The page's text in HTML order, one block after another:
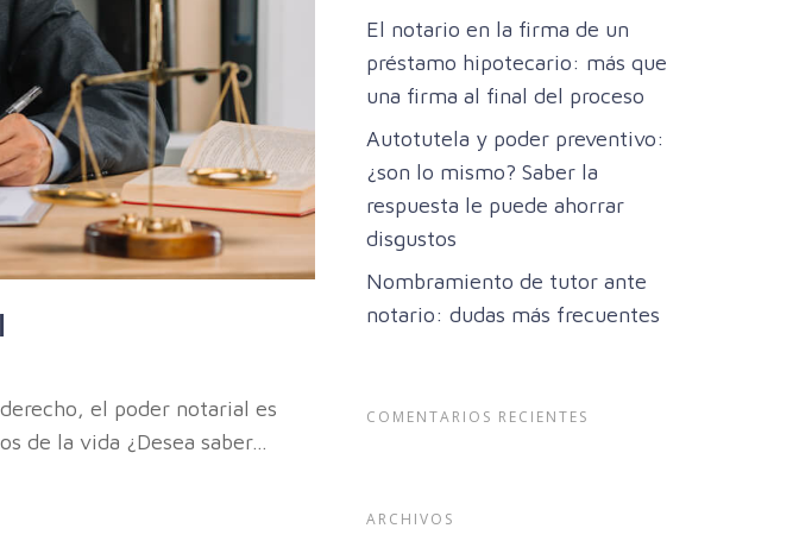
el poder notarial es
de la vida ¿Desea saber…
El notario en la firma de un
préstamo hipotecario: más que
una firma al final del proceso
Autotutela y poder preventivo:
¿son lo mismo? Saber la
respuesta le puede ahorrar
disgustos
Nombramiento de tutor ante
notario: dudas más frecuentes
COMENTARIOS RECIENTES
ARCHIVOS